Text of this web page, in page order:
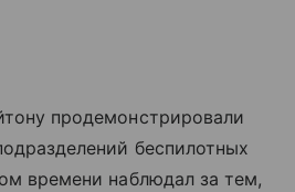
продемонстрировали
беспилотных
времени наблюдал за тем,